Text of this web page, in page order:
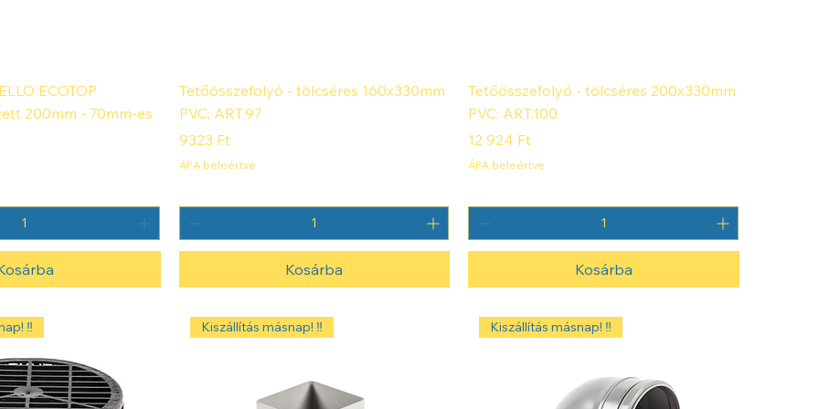
ECOTOP
200mm - 70mm-es
Tetőösszefolyó - tölcséres 160x330mm
PVC; ART.97
Ár
9323 Ft
ÁFA beleértve
Kosárba
Tetőösszefolyó - tölcséres 200x330mm
PVC; ART.100
Ár
12 924 Ft
ÁFA beleértve
Kosárba
‼️ Kiszállítás másnap! ‼️ Kiszállítás másnap! ‼️